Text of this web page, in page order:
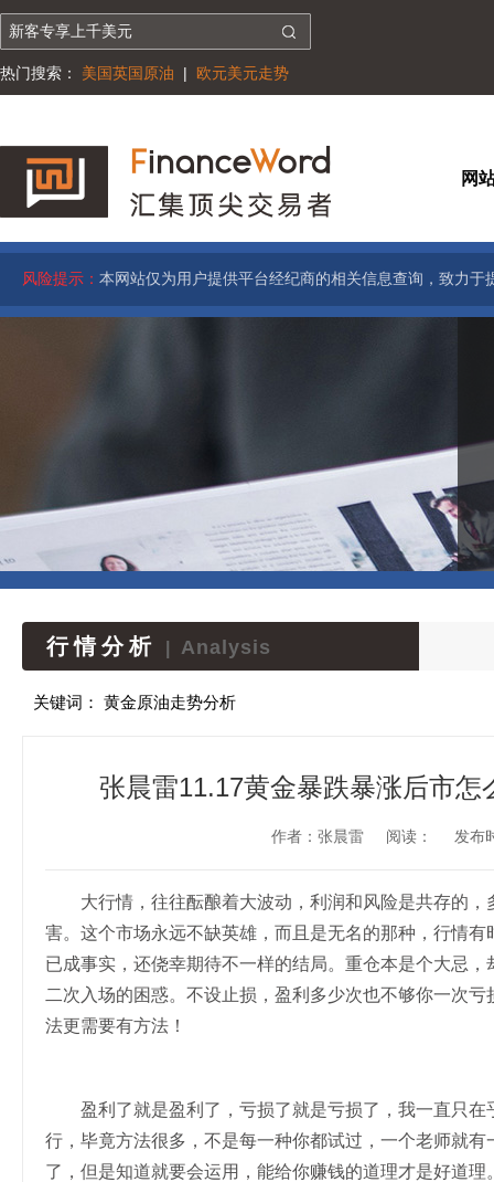
热门搜索： 美国英国原油 | 欧元美元走势
网
风险提示： 本网站仅为用户提供平台经纪商的相关信息查询，致力
行情分析 Analysis
关键词： 黄金原油走势分析
张晨雷11.17黄金暴跌暴涨后市
作者：张晨雷 阅读： 发布
大行情，往往酝酿着大波动，利润和风险是共存的，
害。这个市场永远不缺英雄，而且是无名的那种，行情
已成事实，还侥幸期待不一样的结局。重仓本是个大忌
二次入场的困惑。不设止损，盈利多少次也不够你一次
法更需要有方法！
盈利了就是盈利了，亏损了就是亏损了，我一直只在
行，毕竟方法很多，不是每一种你都试过，一个老师就
了，但是知道就要会运用，能给你赚钱的道理才是好道